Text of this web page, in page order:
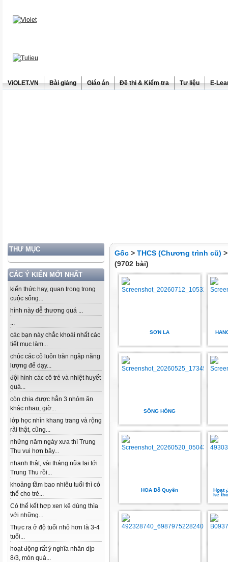
ViOLET.VN Bài giảng Giáo án Đề thi & Kiểm tra Tư liệu E-
THƯ MỤC
CÁC Ý KIẾN MỚI NHẤT
kiến thức hay, quan trọng trong
cuộc sống...
hình này dễ thương quá ...
...
các bạn này chắc khoái nhất các
tiết mục làm...
chúc các cô luôn tràn ngập năng
lượng để dạy...
đội hình các cô trẻ và nhiệt huyết
quá...
còn chia được hẳn 3 nhóm ăn
khác nhau, giờ...
lớp học nhìn khang trang và rộng
rãi thật, cũng...
những năm ngày xưa thì Trung
Thu vui hơn bây...
nhanh thật, vài tháng nữa lại tới
Trung Thu rồi...
khoảng tầm bao nhiêu tuổi thì có
thể cho trẻ...
Có thể kết hợp xen kẽ dùng thìa
với những...
Thực ra ở độ tuổi nhỏ hơn là 3-4
tuổi...
hoạt động rất ý nghĩa nhân dịp
8/3, món quà...
Gốc > THCS (Chương trình cũ)
(9702 bài)
SƠN LA
SÔNG HỒNG
HOA Đỗ Quyên
Hoạt
kế